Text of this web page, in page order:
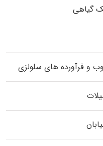
گیاهی
و فرآورده‌ های سلولزی